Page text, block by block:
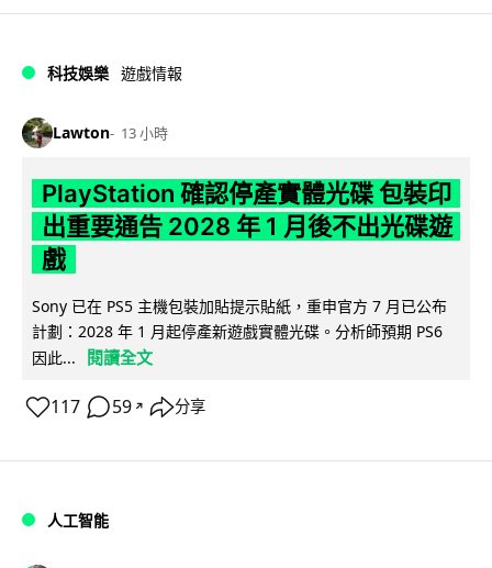
科技娛樂 遊戲情報
Lawton 13 小時
PlayStation 確認停產實體光碟 包裝印
出重要通告 2028 年 1 月後不出光碟遊
戲
Sony 已在 PS5 主機包裝加貼提示貼紙，重申官方 7 月已公布
計劃：2028 年 1 月起停產新遊戲實體光碟。分析師預期 PS6
因此...
閱讀全文
117 59 ↗ 分享
人工智能